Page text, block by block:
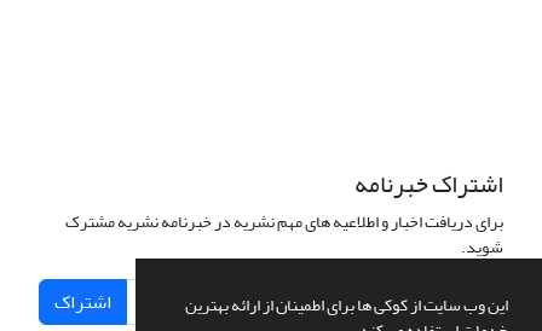
این وب سایت از کوکی ها برای اطمینان از ارائه بهترین
اشتراک خبرنامه
برای دریافت اخبار و اطلاعیه های مهم نشریه در خبرنامه نشریه مشترک
شوید.
اشتراک